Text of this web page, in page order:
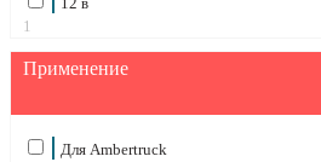
1
Применение
Для Ambertruck